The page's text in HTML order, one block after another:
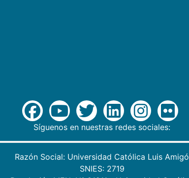
Síguenos en nuestras redes sociales:
Razón Social: Universidad Católica Luis Amigó
SNIES: 2719